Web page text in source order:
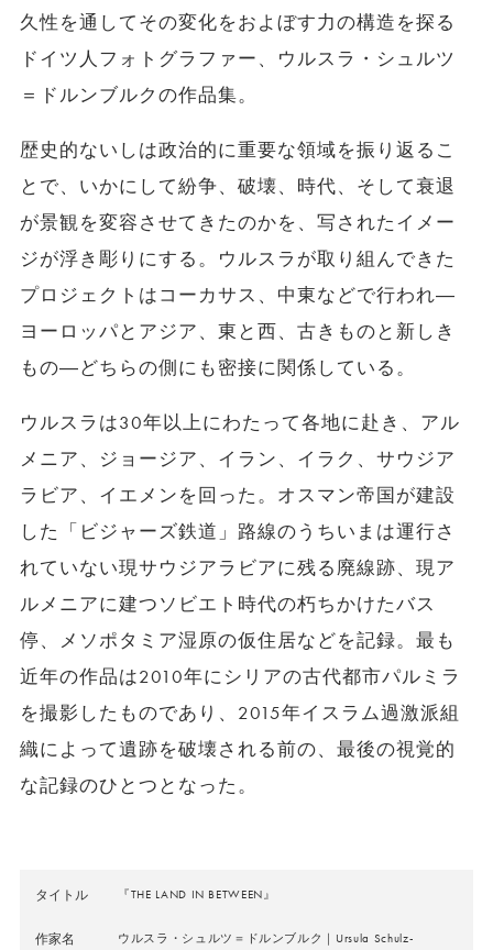
久性を通してその変化をおよぼす力の構造を探る
ドイツ人フォトグラファー、ウルスラ・シュルツ
＝ドルンブルクの作品集。
歴史的ないしは政治的に重要な領域を振り返るこ
とで、いかにして紛争、破壊、時代、そして衰退
が景観を変容させてきたのかを、写されたイメー
ジが浮き彫りにする。ウルスラが取り組んできた
プロジェクトはコーカサス、中東などで行われ―
ヨーロッパとアジア、東と西、古きものと新しき
もの―どちらの側にも密接に関係している。
ウルスラは30年以上にわたって各地に赴き、アル
メニア、ジョージア、イラン、イラク、サウジア
ラビア、イエメンを回った。オスマン帝国が建設
した「ビジャーズ鉄道」路線のうちいまは運行さ
れていない現サウジアラビアに残る廃線跡、現ア
ルメニアに建つソビエト時代の朽ちかけたバス
停、メソポタミア湿原の仮住居などを記録。最も
近年の作品は2010年にシリアの古代都市パルミラ
を撮影したものであり、2015年イスラム過激派組
織によって遺跡を破壊される前の、最後の視覚的
な記録のひとつとなった。
タイトル 『THE LAND IN BETWEEN』
作家名
ウルスラ・シュルツ＝ドルンブルク｜Ursula Schulz-